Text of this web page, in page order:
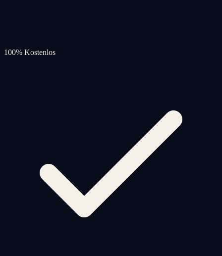
100% Kostenlos